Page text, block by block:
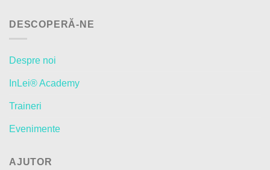
DESCOPERĂ-NE
Despre noi
InLei® Academy
Traineri
Evenimente
AJUTOR